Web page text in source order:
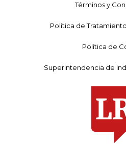
Términos y
Política de
Política de
Superintendencia de